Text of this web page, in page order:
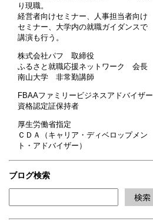
り現職。
経営者向けセミナー、人事担当者向け
セミナー、大学内の就職ガイダンスで
講演も行う。
株式会社パフ 取締役
ふるさと就職応援ネットワーク 会長
南山大学 非常勤講師
FBAAファミリービジネスアドバイザー
資格認定証保持者
厚生労働省指定
ＣＤＡ（キャリア・ディベロップメン
ト・アドバイザー）
ブログ検索